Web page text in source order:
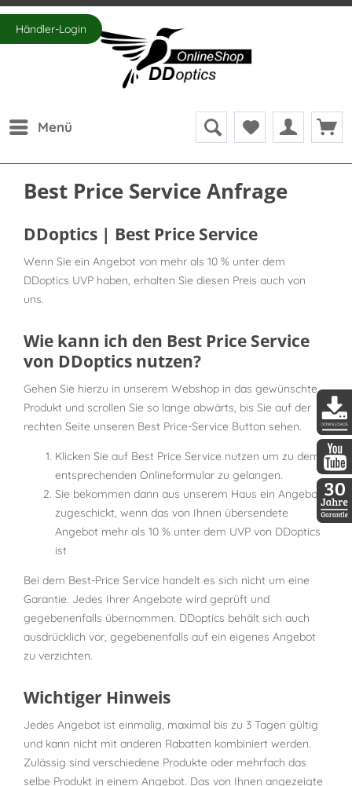
Händler-Login
Menü
Best Price Service Anfrage
DDoptics | Best Price Service
Wenn Sie ein Angebot von mehr als 10 % unter dem
DDoptics UVP haben, erhalten Sie diesen Preis auch von
uns.
Wie kann ich den Best Price Service
von DDoptics nutzen?
Gehen Sie hierzu in unserem Webshop in das gewünschte
Produkt und scrollen Sie so lange abwärts, bis Sie auf der
rechten Seite unseren Best Price-Service Button sehen.
Klicken Sie auf Best Price Service nutzen um zu dem
entsprechenden Onlineformular zu gelangen.
Sie bekommen dann aus unserem Haus ein Angebot
zugeschickt, wenn das von Ihnen übersendete
Angebot mehr als 10 % unter dem UVP von DDoptics
ist
Bei dem Best-Price Service handelt es sich nicht um eine
Garantie. Jedes Ihrer Angebote wird geprüft und
gegebenenfalls übernommen. DDoptics behält sich auch
ausdrücklich vor, gegebenenfalls auf ein eigenes Angebot
zu verzichten.
Wichtiger Hinweis
Jedes Angebot ist einmalig, maximal bis zu 3 Tagen gültig
und kann nicht mit anderen Rabatten kombiniert werden.
Zulässig sind verschiedene Produkte oder mehrfach das
selbe Produkt in einem Angebot. Das von Ihnen angezeigte
30